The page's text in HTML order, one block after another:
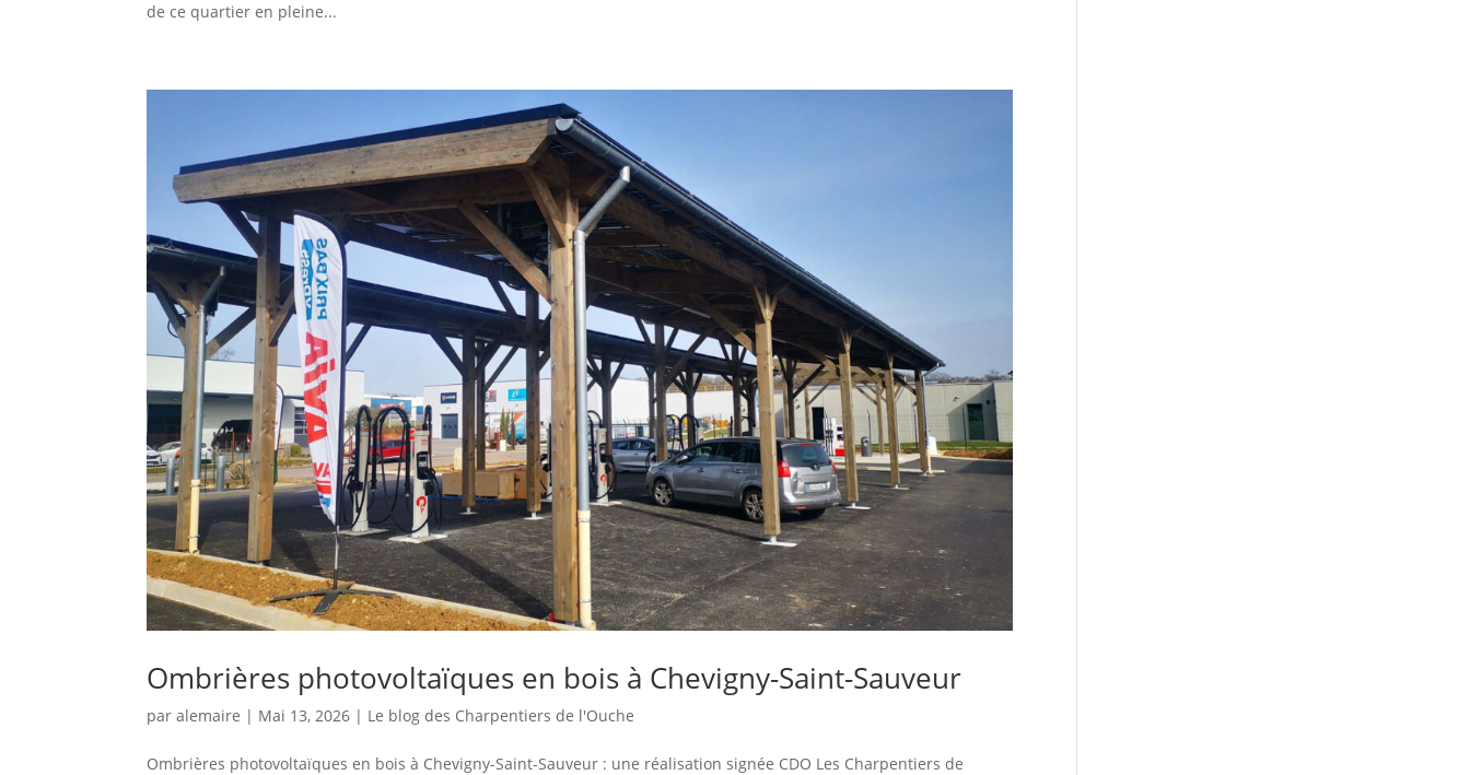
de ce quartier en pleine...
Ombrières photovoltaïques en bois à Chevigny-Saint-Sauveur
paralemaire | Mai 13, 2026 | Le blog des Charpentiers de l'Ouche
Ombrières photovoltaïques en bois à Chevigny-Saint-Sauveur : une réalisation signée CDO Les Charpentiers de